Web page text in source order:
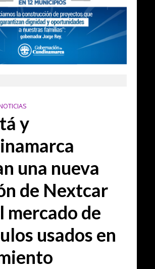
y
una nueva
de Nextcar
mercado de
usados en